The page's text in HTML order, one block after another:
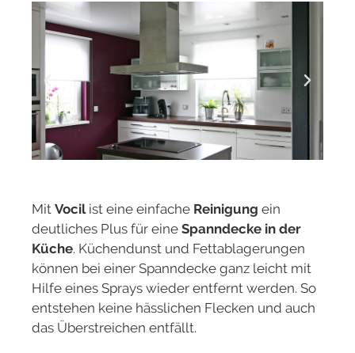
Mit Vocilist eine einfache Reinigung ein
deutliches Plus für eine Spanndecke in der
Küche. Küchendunst und Fettablagerungen
können bei einer Spanndecke ganz leicht mit
Hilfe eines Sprays wieder entfernt werden. So
entstehen keine hässlichen Flecken und auch
das Überstreichen entfällt.